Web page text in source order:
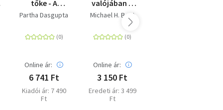
tőke - A
minket
világ értéke
Partha Dasgupta
Online ár:
6 741 Ft
Kiadói ár: 7 490
Ft
valójában a
növekedés? -
Gazdasági
csodák
teremtése
irányítás és
készségek
által
Michael H. Best
Online ár:
3 150 Ft
Eredeti ár: 3 499
Ft